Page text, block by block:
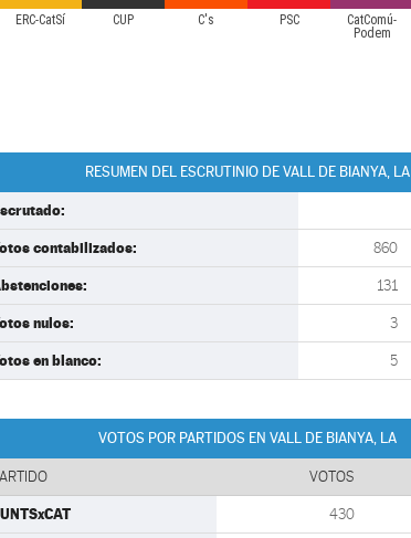
ERC-CatSí CUP C's PSC
CatComú-
Podem
RESUMEN DEL ESCRUTINIO DE VALL DE BIANYA, LA
contabilizados: 860
131
nulos: 3
en blanco: 5
VOTOS POR PARTIDOS EN VALL DE BIANYA, LA
VOTOS
430